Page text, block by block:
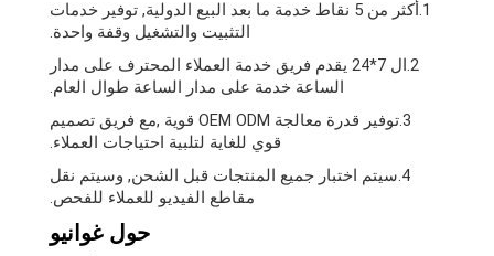
1.أكثر من 5 نقاط خدمة ما بعد البيع الدولية, توفير خدمات
التثبيت والتشغيل وقفة واحدة.
2.ال 7*24 يقدم فريق خدمة العملاء المحترف على مدار
الساعة خدمة على مدار الساعة طوال العام.
3.توفير قدرة معالجة OEM ODM قوية ,مع فريق تصميم
قوي للغاية لتلبية احتياجات العملاء.
4.سيتم اختبار جميع المنتجات قبل الشحن, وسيتم نقل
مقاطع الفيديو للعملاء للفحص.
حول غوانيو